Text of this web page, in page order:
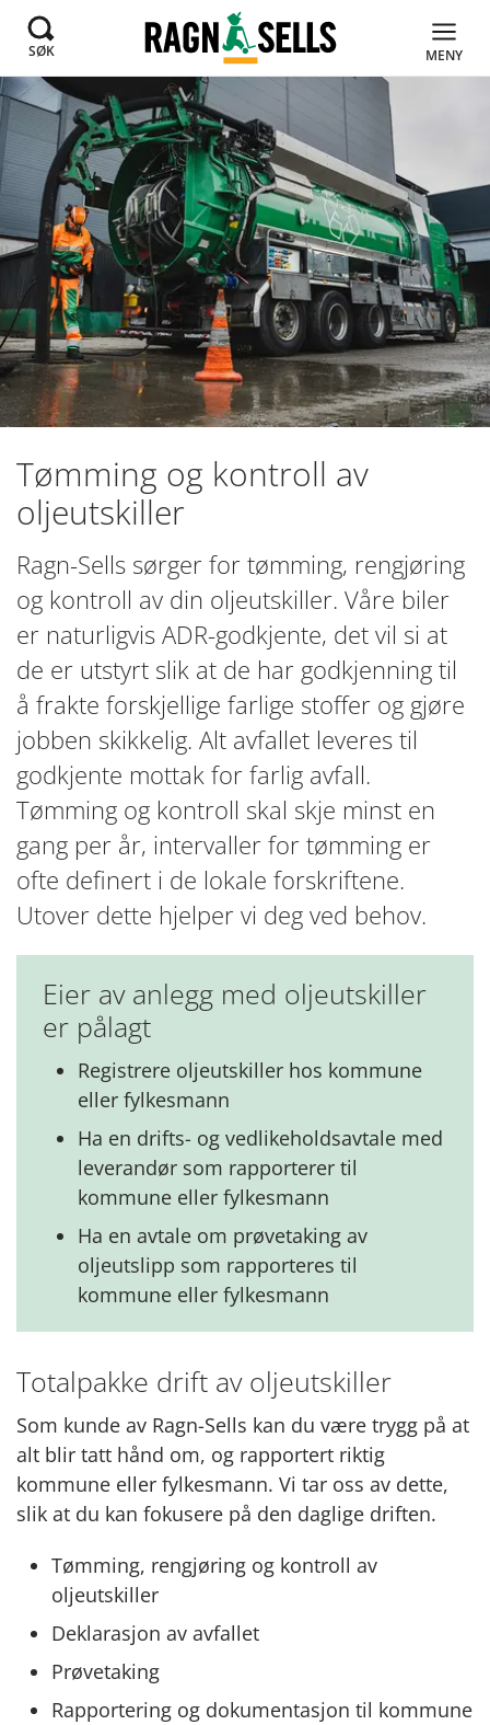
SØK MENY
Tømming og kontroll av
oljeutskiller
Ragn-Sells sørger for tømming, rengjøring
og kontroll av din oljeutskiller. Våre biler
er naturligvis ADR-godkjente, det vil si at
de er utstyrt slik at de har godkjenning til
å frakte forskjellige farlige stoffer og gjøre
jobben skikkelig. Alt avfallet leveres til
godkjente mottak for farlig avfall.
Tømming og kontroll skal skje minst en
gang per år, intervaller for tømming er
ofte definert i de lokale forskriftene.
Utover dette hjelper vi deg ved behov.
Eier av anlegg med oljeutskiller
er pålagt
Registrere oljeutskiller hos kommune
eller fylkesmann
Ha en drifts- og vedlikeholdsavtale med
leverandør som rapporterer til
kommune eller fylkesmann
Ha en avtale om prøvetaking av
oljeutslipp som rapporteres til
kommune eller fylkesmann
Totalpakke drift av oljeutskiller
Som kunde av Ragn-Sells kan du være trygg på at
alt blir tatt hånd om, og rapportert riktig
kommune eller fylkesmann. Vi tar oss av dette,
slik at du kan fokusere på den daglige driften.
Tømming, rengjøring og kontroll av
oljeutskiller
Deklarasjon av avfallet
Prøvetaking
Rapportering og dokumentasjon til kommune